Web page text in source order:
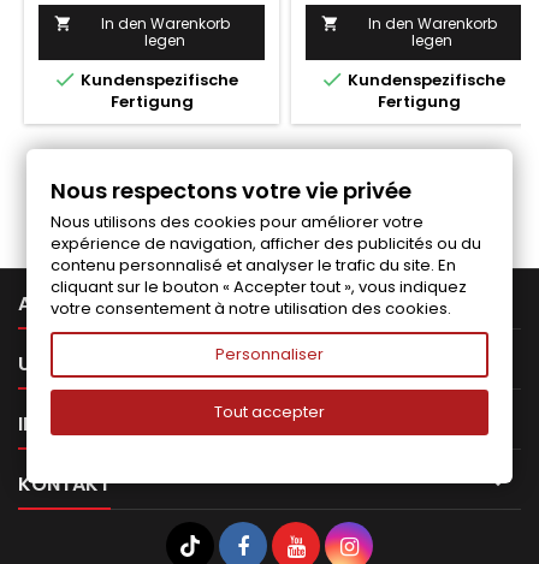
Preis

In den Warenkorb
legen
 Kundenspezifische
Fertigung
Preis

In den Warenkorb
legen
 Kundenspezifische
Fertigung
Folgen Sie uns auf Facebook
ARTIKEL
UNTERNEHMEN
IHR KONTO
KONTAKT 
Nous respectons votre vie privée
Nous utilisons des cookies pour améliorer votre
expérience de navigation, afficher des publicités ou du
contenu personnalisé et analyser le trafic du site. En
cliquant sur le bouton « Accepter tout », vous indiquez
votre consentement à notre utilisation des cookies.
Personnaliser
Tout accepter